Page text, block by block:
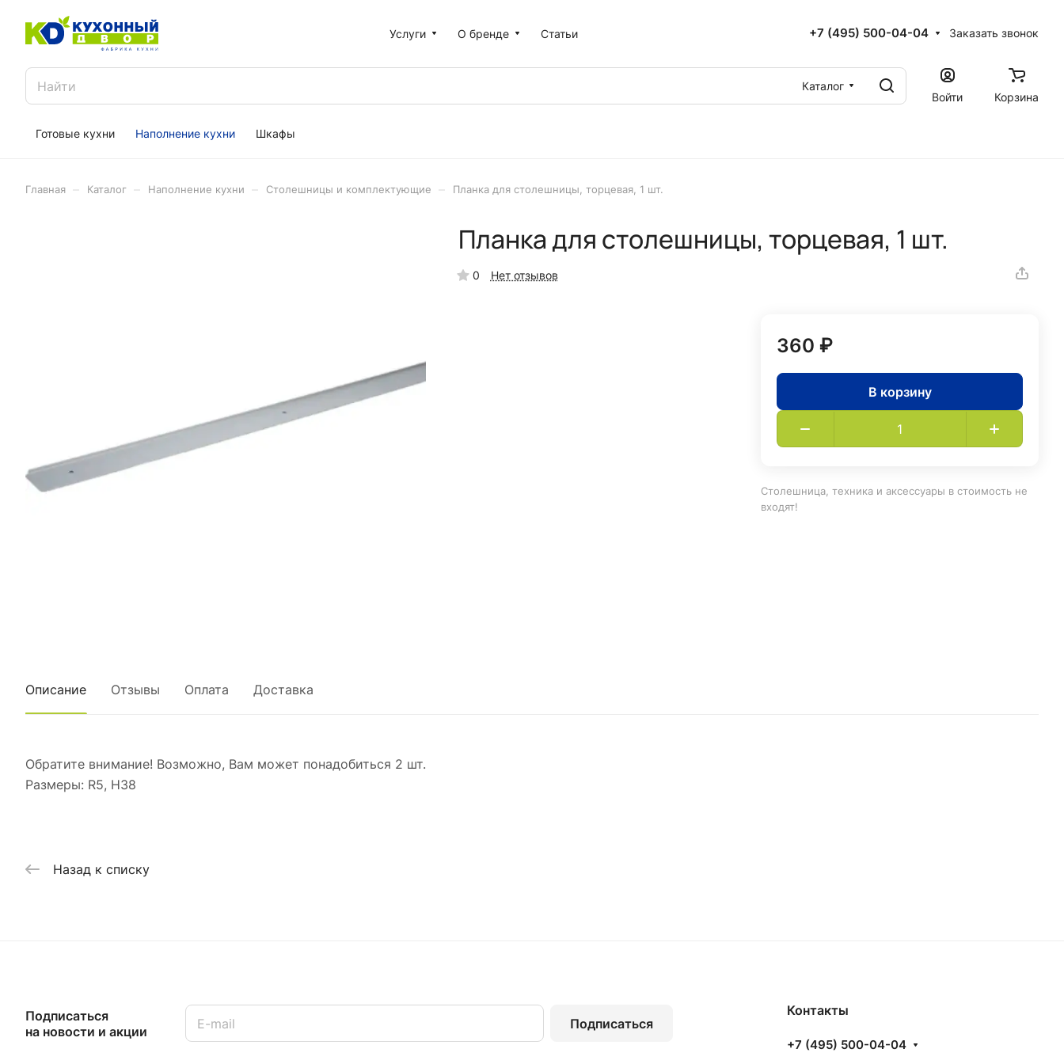
Услуги О бренде Статьи +7 (495) 500-04-04 Заказать звонок
Каталог
Войти
Корзина
Готовые кухни Наполнение кухни Шкафы
Главная Каталог Наполнение кухни Столешницы и комплектующие Планка для столешницы, торцевая, 1 шт.
Планка для столешницы, торцевая, 1 шт.
0 Нет отзывов
360 ₽
В корзину
Столешница, техника и аксессуары в стоимость не
входят!
Описание Отзывы Оплата Доставка
Обратите внимание! Возможно, Вам может понадобиться 2 шт.
Размеры: R5, Н38
Назад к списку
Подписаться
на новости и акции
Подписаться
Контакты
+7 (495) 500-04-04